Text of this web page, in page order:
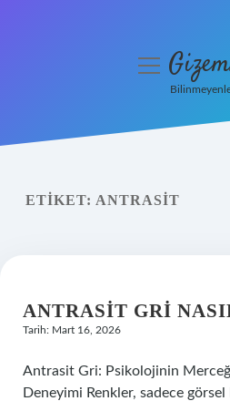
Yasal Uyarı
menüyü
ETIKET: ANTRASIT
ANTRASIT GRI
Tarih: Mart 16, 2026
Antrasit Gri: Psikolojinin
Deneyimi Renkler, sadece görsel